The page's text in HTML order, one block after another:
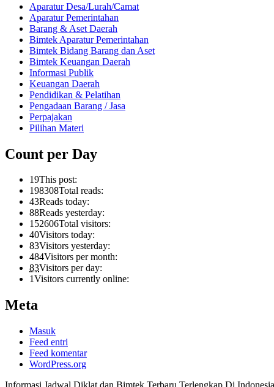
Aparatur Desa/Lurah/Camat
Aparatur Pemerintahan
Barang & Aset Daerah
Bimtek Aparatur Pemerintahan
Bimtek Bidang Barang dan Aset
Bimtek Keuangan Daerah
Informasi Publik
Keuangan Daerah
Pendidikan & Pelatihan
Pengadaan Barang / Jasa
Perpajakan
Pilihan Materi
Count per Day
19This post:
198308Total reads:
43Reads today:
88Reads yesterday:
152606Total visitors:
40Visitors today:
83Visitors yesterday:
484Visitors per month:
83Visitors per day:
1Visitors currently online:
Meta
Masuk
Feed entri
Feed komentar
WordPress.org